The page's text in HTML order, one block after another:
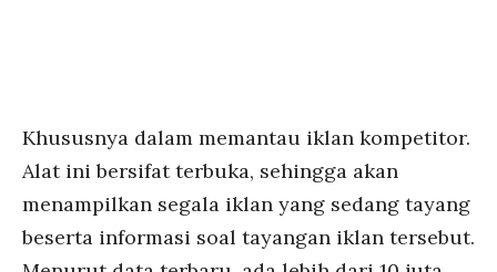
Khususnya dalam memantau iklan kompetitor.
Alat ini bersifat terbuka, sehingga akan
menampilkan segala iklan yang sedang tayang
beserta informasi soal tayangan iklan tersebut.